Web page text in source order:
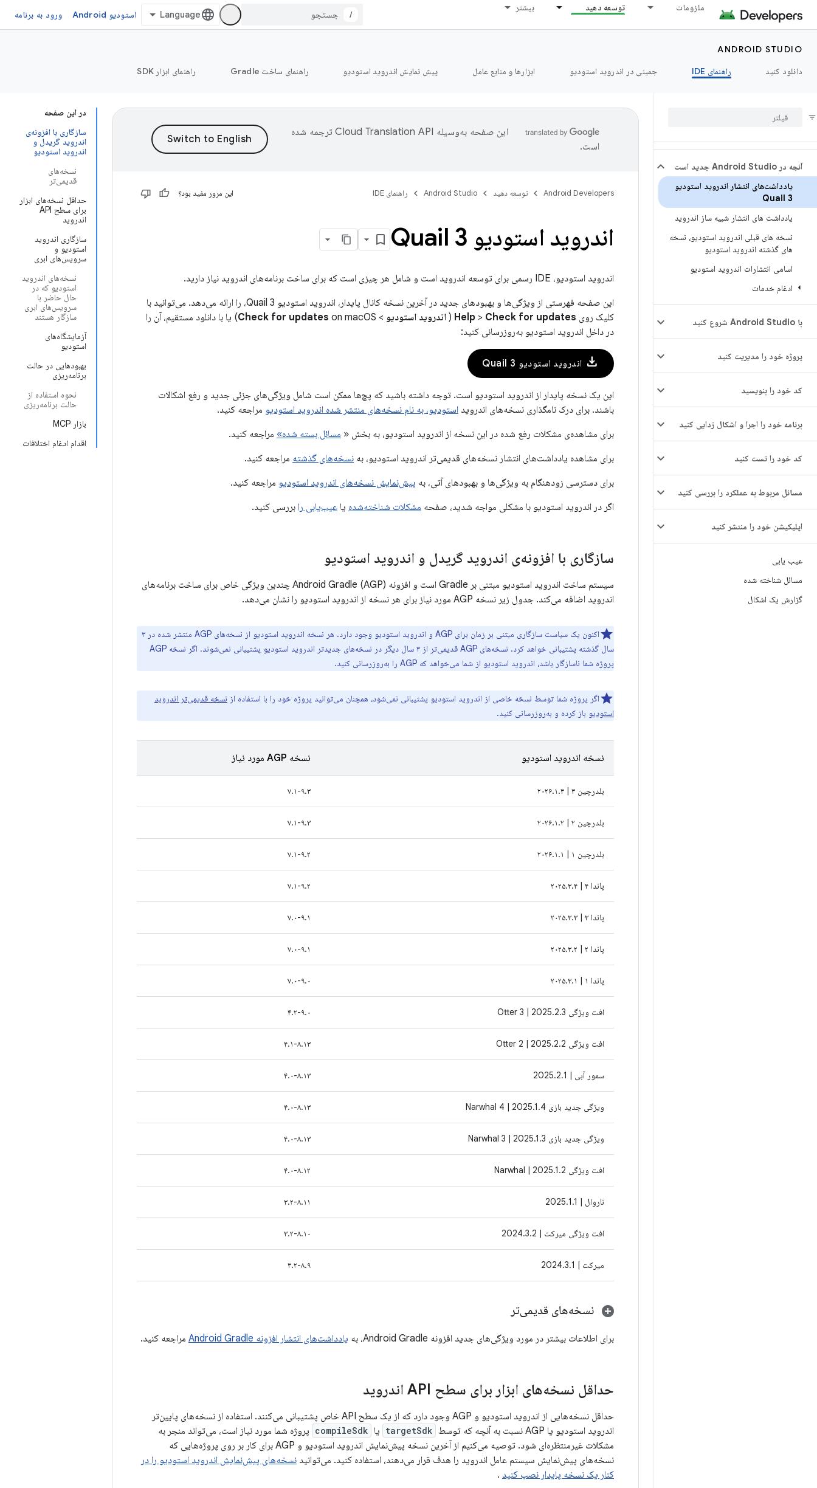
ملزومات توسعه دهید بیشتر
/ استودیو Android ورود به برنامه
ANDROID STUDIO
دانلود کنید
راهنمای IDE جمینی در اندروید استودیو ابزارها و منابع عامل پیش نمایش اندروید استودیو راهنمای ساخت Gradle راهنمای ابزار SDK
آنچه در Android Studio جدید است
یادداشت‌های انتشار اندروید استودیو
Quail 3
یادداشت های انتشار شبیه ساز اندروید
نسخه های قبلی اندروید استودیو، نسخه
های گذشته اندروید استودیو
اسامی انتشارات اندروید استودیو
ادغام خدمات
با Android Studio شروع کنید
پروژه خود را مدیریت کنید
کد خود را بنویسید
برنامه خود را اجرا و اشکال زدایی کنید
کد خود را تست کنید
مسائل مربوط به عملکرد را بررسی کنید
اپلیکیشن خود را منتشر کنید
عیب یابی
مسائل شناخته شده
گزارش یک اشکال
در این صفحه
سازگاری با افزونه‌ی
اندروید گریدل و
اندروید استودیو
نسخه‌های
قدیمی‌تر
حداقل نسخه‌های ابزار
برای سطح API
اندروید
سازگاری اندروید
استودیو و
سرویس‌های ابری
نسخه‌های اندروید
استودیو که در
حال حاضر با
سرویس‌های ابری
سازگار هستند
آزمایشگاه‌های
استودیو
بهبودهایی در حالت
برنامه‌ریزی
نحوه استفاده از
حالت برنامه‌ریزی
بازار MCP
اقدام ادغام اختلافات
این صفحه به‌وسیله
ترجمه شده
است.
Android Developers توسعه دهید Android Studio راهنمای IDE این مرور مفید بود؟
اندروید استودیو Quail 3
اندروید استودیو، IDE رسمی برای توسعه اندروید است و شامل هر چیزی است که برای ساخت برنامه‌های اندروید نیاز دارید.
این صفحه فهرستی از ویژگی‌ها و بهبودهای جدید در آخرین نسخه کانال پایدار، اندروید استودیو Quail 3، را ارائه می‌دهد. می‌توانید با
کلیک روی
Help > Check for updates
( اندروید استودیو >
Check for updateson macOS) یا با دانلود مستقیم، آن را
در داخل اندروید استودیو به‌روزرسانی کنید:
download اندروید استودیو Quail 3
این یک نسخه پایدار از اندروید استودیو است. توجه داشته باشید که پچ‌ها ممکن است شامل ویژگی‌های جزئی جدید و رفع اشکالات
باشند. برای درک نامگذاری نسخه‌های اندروید استودیو، به نام نسخه‌های منتشر شده اندروید استودیو مراجعه کنید.
برای مشاهده‌ی مشکلات رفع شده در این نسخه از اندروید استودیو، به بخش « مسائل بسته شده» مراجعه کنید.
برای مشاهده یادداشت‌های انتشار نسخه‌های قدیمی‌تر اندروید استودیو، به نسخه‌های گذشته مراجعه کنید.
برای دسترسی زودهنگام به ویژگی‌ها و بهبودهای آتی، به پیش‌نمایش نسخه‌های اندروید استودیو مراجعه کنید.
اگر در اندروید استودیو با مشکلی مواجه شدید، صفحه مشکلات شناخته‌شده یا عیب‌یابی را بررسی کنید.
سازگاری با افزونه‌ی اندروید گریدل و اندروید استودیو
سیستم ساخت اندروید استودیو مبتنی بر Gradle است و افزونه Android Gradle (AGP) چندین ویژگی خاص برای ساخت برنامه‌های
اندروید اضافه می‌کند. جدول زیر نسخه AGP مورد نیاز برای هر نسخه از اندروید استودیو را نشان می‌دهد.
اکنون یک سیاست سازگاری مبتنی بر زمان برای AGP و اندروید استودیو وجود دارد. هر نسخه اندروید استودیو از نسخه‌های AGP منتشر شده در ۳
سال گذشته پشتیبانی خواهد کرد. نسخه‌های AGP قدیمی‌تر از ۳ سال دیگر در نسخه‌های جدیدتر اندروید استودیو پشتیبانی نمی‌شوند. اگر نسخه AGP
پروژه شما ناسازگار باشد، اندروید استودیو از شما می‌خواهد که AGP را به‌روزرسانی کنید.
اگر پروژه شما توسط نسخه خاصی از اندروید استودیو پشتیبانی نمی‌شود، همچنان می‌توانید پروژه خود را با استفاده از نسخه قدیمی‌تر اندروید
استودیو باز کرده و به‌روزرسانی کنید.
نسخه اندروید استودیو نسخه AGP مورد نیاز
بلدرچین ۳ | ۲۰۲۶.۱.۳ ۷.۱-۹.۳
بلدرچین ۲ | ۲۰۲۶.۱.۲ ۷.۱-۹.۳
بلدرچین ۱ | ۲۰۲۶.۱.۱ ۷.۱-۹.۲
پاندا ۴ | ۲۰۲۵.۳.۴ ۷.۱-۹.۲
پاندا ۳ | ۲۰۲۵.۳.۳ ۷.۰-۹.۱
پاندا ۲ | ۲۰۲۵.۳.۲ ۷.۰-۹.۱
پاندا ۱ | ۲۰۲۵.۳.۱ ۷.۰-۹.۰
افت ویژگی Otter 3 | 2025.2.3 ۴.۲-۹.۰
افت ویژگی Otter 2 | 2025.2.2 ۴.۱-۸.۱۳
سمور آبی | 2025.2.1 ۴.۰-۸.۱۳
ویژگی جدید بازی Narwhal 4 | 2025.1.4 ۴.۰-۸.۱۳
ویژگی جدید بازی Narwhal 3 | 2025.1.3 ۴.۰-۸.۱۳
افت ویژگی Narwhal | 2025.1.2 ۴.۰-۸.۱۲
ناروال | 2025.1.1 ۳.۲-۸.۱۱
افت ویژگی میرکت | 2024.3.2 ۳.۲-۸.۱۰
میرکت | 2024.3.1 ۳.۲-۸.۹
نسخه‌های قدیمی‌تر
برای اطلاعات بیشتر در مورد ویژگی‌های جدید افزونه Android Gradle، به یادداشت‌های انتشار افزونه Android Gradle مراجعه کنید.
حداقل نسخه‌های ابزار برای سطح API اندروید
حداقل نسخه‌هایی از اندروید استودیو و AGP وجود دارد که از یک سطح API خاص پشتیبانی می‌کنند. استفاده از نسخه‌های پایین‌تر
اندروید استودیو یا AGP نسبت به آنچه که توسط
targetSdk یا compileSdk پروژه شما مورد نیاز است، می‌تواند منجر به
مشکلات غیرمنتظره‌ای شود. توصیه می‌کنیم از آخرین نسخه پیش‌نمایش اندروید استودیو و AGP برای کار بر روی پروژه‌هایی که
نسخه‌های پیش‌نمایش سیستم عامل اندروید را هدف قرار می‌دهند، استفاده کنید. می‌توانید نسخه‌های پیش‌نمایش اندروید استودیو را در
کنار یک نسخه پایدار نصب کنید .